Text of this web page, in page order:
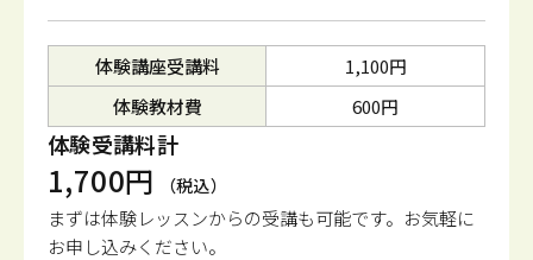
体験講座受講料
1,100円
体験教材費
600円
体験受講料計
1,700円 （税込）
まずは体験レッスンからの受講も可能です。 お気軽に
お申し込みください。